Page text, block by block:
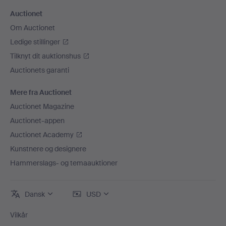
Auctionet
Om Auctionet
Ledige stillinger
Tilknyt dit auktionshus
Auctionets garanti
Mere fra Auctionet
Auctionet Magazine
Auctionet-appen
Auctionet Academy
Kunstnere og designere
Hammerslags- og temaauktioner
Dansk USD
Vilkår